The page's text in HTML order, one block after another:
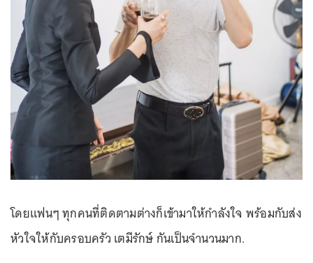
โดยแฟนๆ ทุกคนที่ติดตามต่างก็เข้ามาให้กำลังใจ พร้อมกับส่ง
หัวใจให้กับครอบครัว เตมีรักษ์ กันเป็นจำนวนมาก.